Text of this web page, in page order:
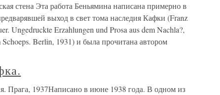
стена Эта работа Беньямина написана примерно в
выход в свет тома наследия Кафки (Franz
Ungedruckte Erzahlungen und Prosa aus dem Nachla?,
Berlin, 1931) и была прочитана автором
Прага, 1937Написано в июне 1938 года. В одном из